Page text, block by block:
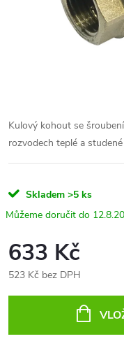
Kulový kohout se
rozvodech teplé a
Skladem >5 ks
633 Kč
523 Kč bez DPH